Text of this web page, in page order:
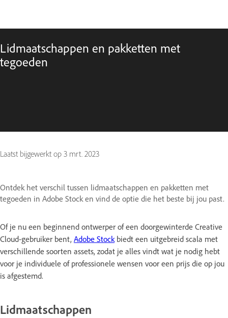
Lidmaatschappen en pakketten met
tegoeden
Laatst bijgewerkt op 3 mrt. 2023
Ontdek het verschil tussen lidmaatschappen en pakketten met
tegoeden in Adobe Stock en vind de optie die het beste bij jou past.
Of je nu een beginnend ontwerper of een doorgewinterde Creative
Cloud-gebruiker bent, Adobe Stockbiedt een uitgebreid scala met
verschillende soorten assets, zodat je alles vindt wat je nodig hebt
voor je individuele of professionele wensen voor een prijs die op jou
is afgestemd.
Lidmaatschappen